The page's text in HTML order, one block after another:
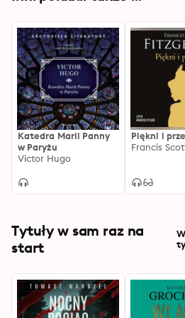
Katedra Marii Panny
w Paryżu
Victor Hugo
Piękni i
Tytuły w sam raz na
start